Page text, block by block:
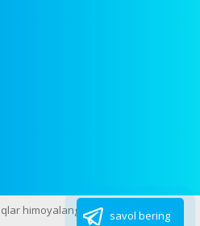
savol bering
himoyalangan